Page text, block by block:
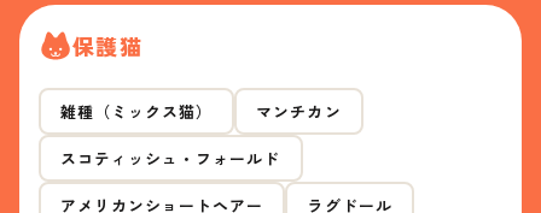
保護猫
雑種（ミックス猫） マンチカン
スコティッシュ・フォールド
アメリカンショートヘアー ラグドール